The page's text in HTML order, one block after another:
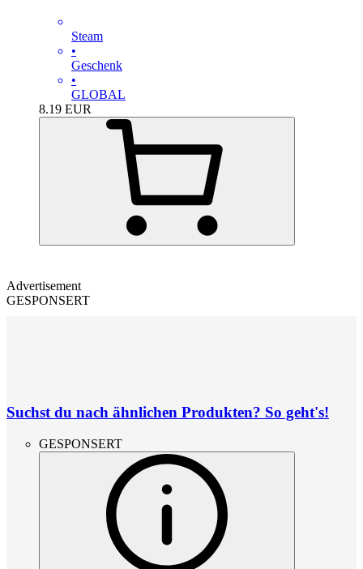
Steam
•
Geschenk
•
GLOBAL
8.19 EUR
Advertisement
GESPONSERT
Suchst du nach ähnlichen Produkten? So geht's!
GESPONSERT